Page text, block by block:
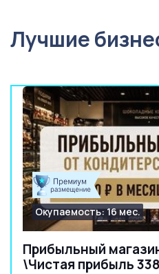
Лучшие
Прибыльный
\Чистая прибыль
Окупаемость: 16 мес.